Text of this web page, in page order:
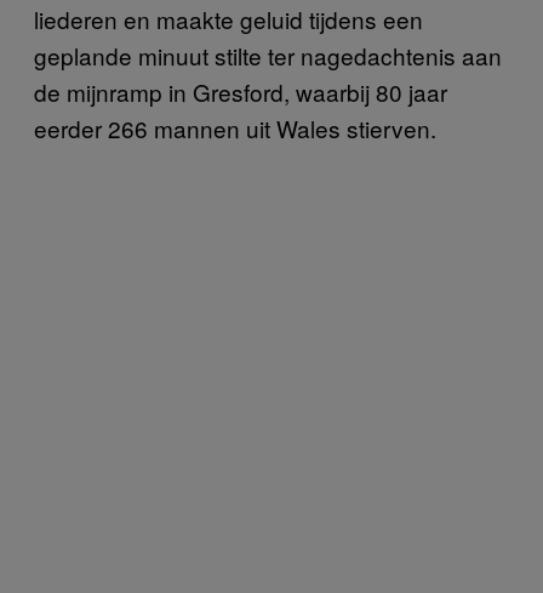
liederen en maakte geluid tijdens een
geplande minuut stilte ter nagedachtenis aan
de mijnramp in Gresford, waarbij 80 jaar
eerder 266 mannen uit Wales stierven.